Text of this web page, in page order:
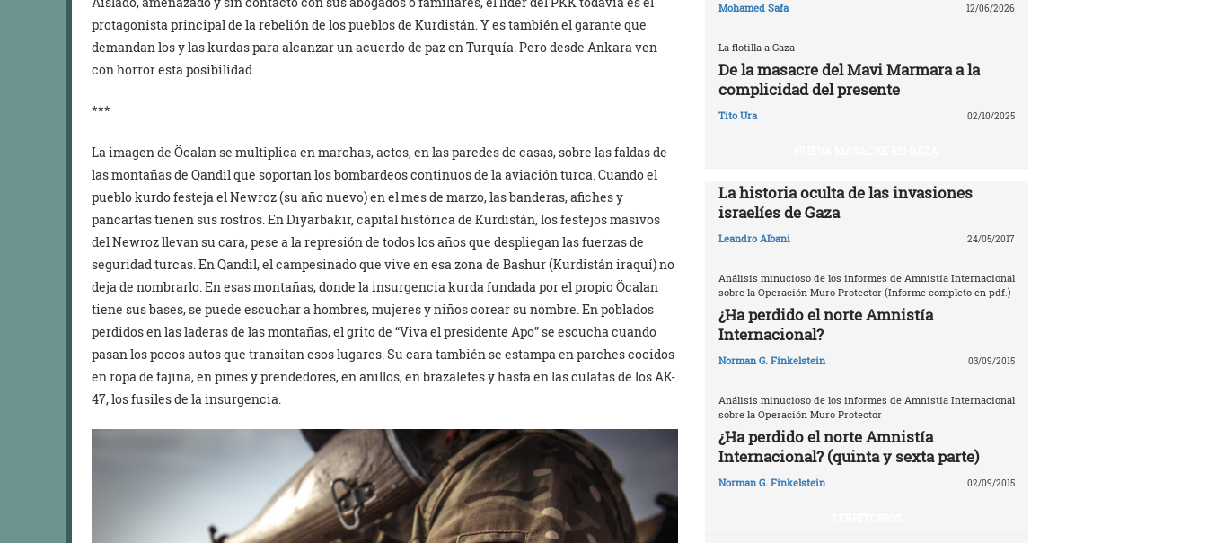
protagonista principal de la rebelión de los pueblos de Kurdistán. Y es también el garante que
demandan los y las kurdas para alcanzar un acuerdo de paz en Turquía. Pero desde Ankara ven
con horror esta posibilidad.
***
La imagen de Öcalan se multiplica en marchas, actos, en las paredes de casas, sobre las faldas de
las montañas de Qandil que soportan los bombardeos continuos de la aviación turca. Cuando el
pueblo kurdo festeja el Newroz (su año nuevo) en el mes de marzo, las banderas, afiches y
pancartas tienen sus rostros. En Diyarbakir, capital histórica de Kurdistán, los festejos masivos
del Newroz llevan su cara, pese a la represión de todos los años que despliegan las fuerzas de
seguridad turcas. En Qandil, el campesinado que vive en esa zona de Bashur (Kurdistán iraquí) no
deja de nombrarlo. En esas montañas, donde la insurgencia kurda fundada por el propio Öcalan
tiene sus bases, se puede escuchar a hombres, mujeres y niños corear su nombre. En poblados
perdidos en las laderas de las montañas, el grito de “Viva el presidente Apo” se escucha cuando
pasan los pocos autos que transitan esos lugares. Su cara también se estampa en parches cocidos
en ropa de fajina, en pines y prendedores, en anillos, en brazaletes y hasta en las culatas de los AK-
47, los fusiles de la insurgencia.
Mohamed Safa 12/06/2026
La flotilla a Gaza
De la masacre del Mavi Marmara a la
complicidad del presente
Tito Ura 02/10/2025
La historia oculta de las invasiones
israelíes de Gaza
Leandro Albani 24/05/2017
Análisis minucioso de los informes de Amnistía Internacional
sobre la Operación Muro Protector (Informe completo en pdf.)
¿Ha perdido el norte Amnistía
Internacional?
Norman G. Finkelstein 03/09/2015
Análisis minucioso de los informes de Amnistía Internacional
sobre la Operación Muro Protector
¿Ha perdido el norte Amnistía
Internacional? (quinta y sexta parte)
Norman G. Finkelstein 02/09/2015